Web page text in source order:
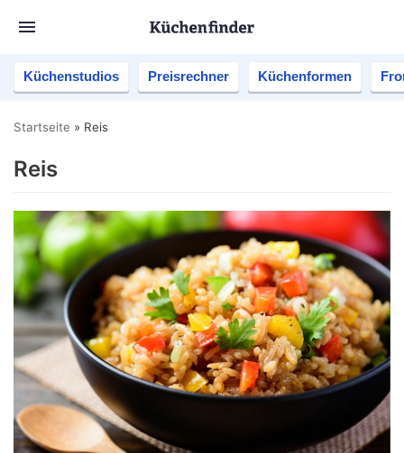
Küchenstudios Preisrechner Küchenformen
Startseite » Reis
Reis